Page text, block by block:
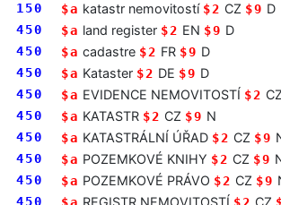
150 $a katastr nemovitostí $2 CZ $9 D
450 $a land register $2 EN $9 D
450 $a cadastre $2 FR $9 D
450 $a Kataster $2 DE $9 D
450 $a EVIDENCE NEMOVITOSTÍ $2 CZ
450 $a KATASTR $2 CZ $9 N
450 $a KATASTRÁLNÍ ÚŘAD $2 CZ $9
450 $a POZEMKOVÉ KNIHY $2 CZ $9
450 $a POZEMKOVÉ PRÁVO $2 CZ $9
450 REGISTR NEMOVITOSTÍ CZ